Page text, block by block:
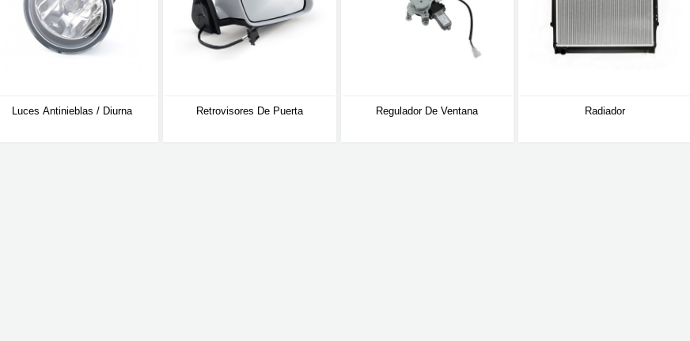
Luces Antinieblas / Diurna Retrovisores De Puerta Regulador De Ventana Radiador